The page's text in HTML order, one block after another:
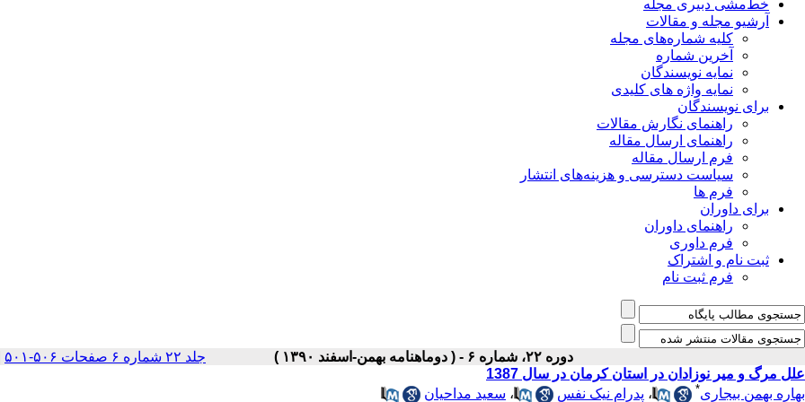
خط‌مشی دبیری مجله
آرشیو مجله و مقالات
کلیه شماره‌های مجله
آخرین شماره
نمایه نویسندگان
نمایه واژه های کلیدی
برای نویسندگان
راهنمای نگارش مقالات
راهنمای ارسال مقاله
فرم ارسال مقاله
سیاست دسترسی و هزینه‌های انتشار
فرم ها
برای داوران
راهنمای داوران
فرم داوری
ثبت نام و اشتراک
فرم ثبت نام
دوره ۲۲، شماره ۶ - ( دوماهنامه بهمن-اسفند ۱۳۹۰ ) جلد ۲۲ شماره ۶ صفحات ۵۰۶-۵۰۱
علل مرگ و میر نوزادان در استان کرمان در سال 1387
بهاره بهمن بیجاری* ، پدرام نیک نفس ، سعید مداحیان